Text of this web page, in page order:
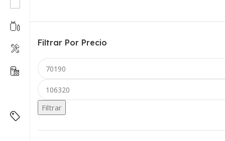
Filtrar Por Precio
Filtrar